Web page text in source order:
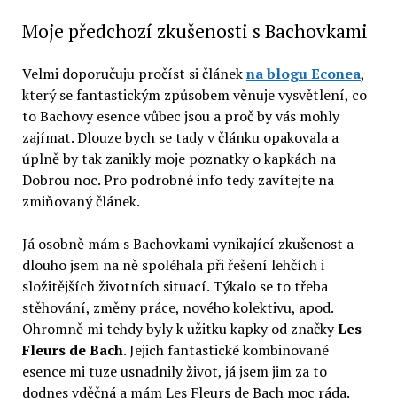
Moje předchozí zkušenosti s Bachovkami
Velmi doporučuju pročíst si článekna blogu Econea,
který se fantastickým způsobem věnuje vysvětlení, co
to Bachovy esence vůbec jsou a proč by vás mohly
zajímat. Dlouze bych se tady v článku opakovala a
úplně by tak zanikly moje poznatky o kapkách na
Dobrou noc. Pro podrobné info tedy zavítejte na
zmiňovaný článek.
Já osobně mám s Bachovkami vynikající zkušenost a
dlouho jsem na ně spoléhala při řešení lehčích i
složitějších životních situací. Týkalo se to třeba
stěhování, změny práce, nového kolektivu, apod.
Ohromně mi tehdy byly k užitku kapky od značkyLes
Fleurs de Bach. Jejich fantastické kombinované
esence mi tuze usnadnily život, já jsem jim za to
dodnes vděčná a mám Les Fleurs de Bach moc ráda.